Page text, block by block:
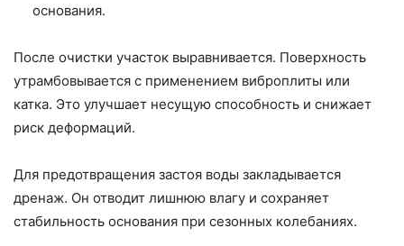
основания.
После очистки участок выравнивается. Поверхность
утрамбовывается с применением виброплиты или
катка. Это улучшает несущую способность и снижает
риск деформаций.
Для предотвращения застоя воды закладывается
дренаж. Он отводит лишнюю влагу и сохраняет
стабильность основания при сезонных колебаниях.